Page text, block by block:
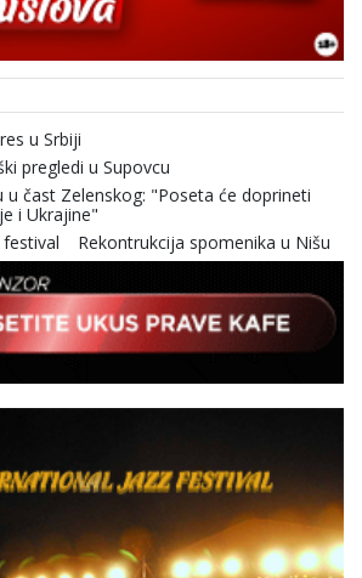
u Srbiji
pregledi u Supovcu
u čast Zelenskog: "Poseta će doprineti
i Ukrajine"
Rekontrukcija spomenika u Nišu